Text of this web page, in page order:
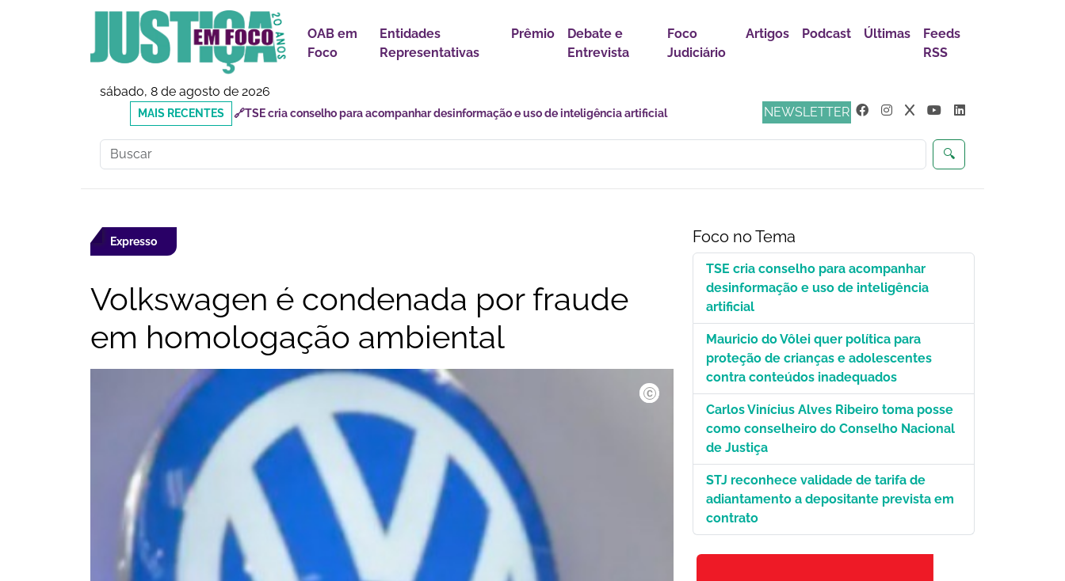
OAB em
Foco
Entidades
Representativas
Prêmio
Debate e
Entrevista
Foco
Judiciário
Artigos Podcast Últimas
Feeds
RSS
sábado, 8 de agosto de 2026
NEWSLETTER
🔍
MAIS
RECENTES
🔗Mauricio do Vôlei quer política para proteção de crianças e adolescentes contra conteúdos
inadequados
Expresso
Volkswagen é condenada por fraude
em homologação ambiental
©EBC.
Foco no Tema
TSE cria conselho para acompanhar
desinformação e uso de inteligência
artificial
Mauricio do Vôlei quer política para
proteção de crianças e adolescentes
contra conteúdos inadequados
Carlos Vinícius Alves Ribeiro toma posse
como conselheiro do Conselho Nacional
de Justiça
STJ reconhece validade de tarifa de
adiantamento a depositante prevista em
contrato